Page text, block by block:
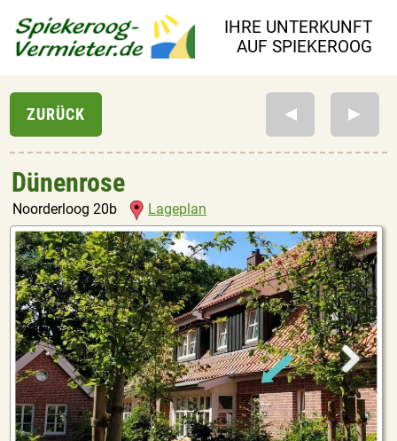
IHRE UNTERKUNFT
AUF SPIEKEROOG
Dünenrose
Noorderloog 20b Lageplan